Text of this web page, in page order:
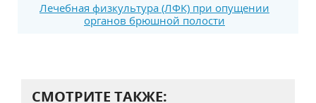
Лечебная физкультура (ЛФК) при опущении
органов брюшной полости
СМОТРИТЕ ТАКЖЕ: